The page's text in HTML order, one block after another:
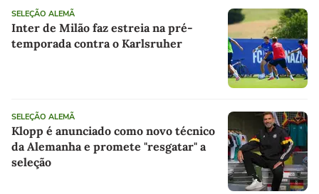
SELEÇÃO ALEMÃ
Inter de Milão faz estreia na pré-
temporada contra o Karlsruher
SELEÇÃO ALEMÃ
Klopp é anunciado como novo técnico
da Alemanha e promete "resgatar" a
seleção